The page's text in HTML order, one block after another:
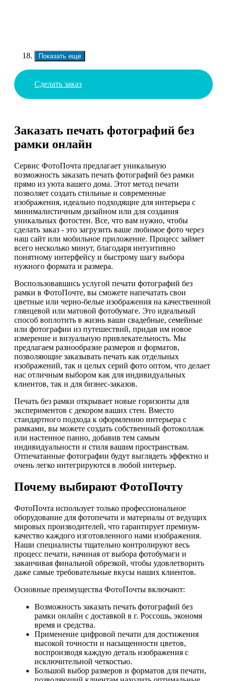
Показать еще
Сделать заказ
Заказать печать фотографий без
рамки онлайн
Сервис ФотоПочта предлагает уникальную
возможность заказать печать фотографий без рамки
прямо из уюта вашего дома. Этот метод печати
позволяет создать стильные и современные
изображения, идеально подходящие для интерьера с
минималистичным дизайном или для создания
уникальных фотостен. Все, что вам нужно, чтобы
сделать заказ - это загрузить ваше любимое фото через
наш сайт или мобильное приложение. Процесс займет
всего несколько минут, благодаря интуитивно
понятному интерфейсу и быстрому шагу выбора
нужного формата и размера.
Воспользовавшись услугой печати фотографий без
рамки в ФотоПочте, вы сможете напечатать свои
цветные или черно-белые изображения на качественной
глянцевой или матовой фотобумаге. Это идеальный
способ воплотить в жизнь ваши свадебные, семейные
или фотографии из путешествий, придав им новое
измерение и визуальную привлекательность. Мы
предлагаем разнообразие размеров и форматов,
позволяющие заказывать печать как отдельных
изображений, так и целых серий фото оптом, что делает
нас отличным выбором как для индивидуальных
клиентов, так и для бизнес-заказов.
Печать без рамки открывает новые горизонты для
экспериментов с декором ваших стен. Вместо
стандартного подхода к оформлению интерьера с
рамками, вы можете создать собственный фотоколлаж
или настенное панно, добавив тем самым
индивидуальности и стиля вашим пространствам.
Отпечатанные фотографии будут выглядеть эффектно и
очень легко интегрируются в любой интерьер.
Почему выбирают ФотоПочту
ФотоПочта использует только профессиональное
оборудование для фотопечати и материалы от ведущих
мировых производителей, что гарантирует премиум-
качество каждого изготовленного нами изображения.
Наши специалисты тщательно контролируют весь
процесс печати, начиная от выбора фотобумаги и
заканчивая финальной обрезкой, чтобы удовлетворить
даже самые требовательные вкусы наших клиентов.
Основные преимущества ФотоПочты включают:
Возможность заказать печать фотографий без
рамки онлайн с доставкой в г. Россошь, экономя
время и средства.
Применение цифровой печати для достижения
высокой точности и насыщенности цветов,
воспроизводя каждую деталь изображения с
исключительной четкостью.
Большой выбор размеров и форматов для печати,